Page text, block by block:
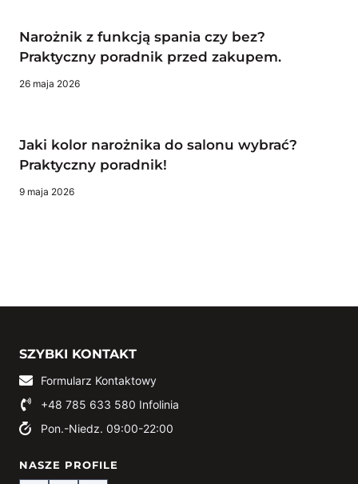
Narożnik z funkcją spania czy bez?
Praktyczny poradnik przed zakupem.
26 maja 2026
Jaki kolor narożnika do salonu wybrać?
Praktyczny poradnik!
9 maja 2026
SZYBKI KONTAKT
Formularz Kontaktowy
+48 785 633 580 Infolinia
Pon.-Niedz. 09:00-22:00
NASZE PROFILE